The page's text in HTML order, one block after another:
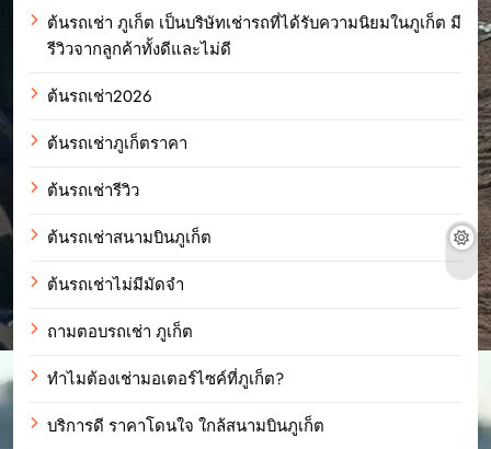
ต้นรถเช่า ภูเก็ต เป็นบริษัทเช่ารถที่ได้รับความนิยมในภูเก็ต มี
รีวิวจากลูกค้าทั้งดีและไม่ดี
ต้นรถเช่า2026
ต้นรถเช่าภูเก็ตราคา
ต้นรถเช่ารีวิว
ต้นรถเช่าสนามบินภูเก็ต
ต้นรถเช่าไม่มีมัดจำ
ถามตอบรถเช่า ภูเก็ต
ทำไมต้องเช่ามอเตอร์ไซค์ที่ภูเก็ต?
บริการดี ราคาโดนใจ ใกล้สนามบินภูเก็ต